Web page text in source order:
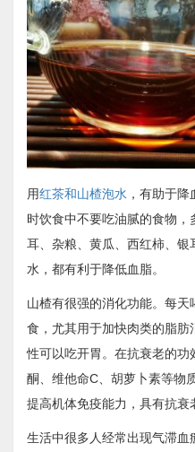
用红茶和山楂泡水 ，有助于
时饮食中不要吃油腻的食物
耳、杂粮、黄瓜、西红柿、
水，都有利于降低血脂。
山楂有很强的消化功能。每天
食，尤其用于加快肉类的脂
性可以吃开胃。在抗衰老的
酮、维他命C、胡萝卜素等物
提高机体免疫能力，具有抗衰
生活中很多人经常出现气滞